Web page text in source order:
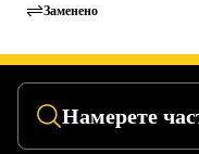
Заменено
Намерете